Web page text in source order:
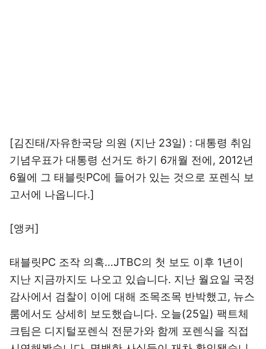
[김진태/자유한국당 의원 (지난 23일) : 대통령 취임
기념우표가 대통령 선거도 하기 6개월 전에, 2012년
6월에 그 태블릿PC에 들어가 있는 것으로 포렌식 보
고서에 나옵니다.]
[앵커]
태블릿PC 조작 의혹…JTBC의 첫 보도 이후 1년이
지난 지금까지도 나오고 있습니다. 지난 월요일 국정
감사에서 검찰이 이에 대해 조목조목 반박했고, 뉴스
룸에서도 상세히 보도했습니다. 오늘(25일) 팩트체
크팀은 디지털포렌식 전문가와 함께 포렌식을 직접